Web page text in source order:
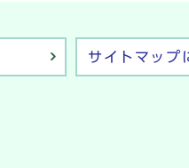
サイトマップ